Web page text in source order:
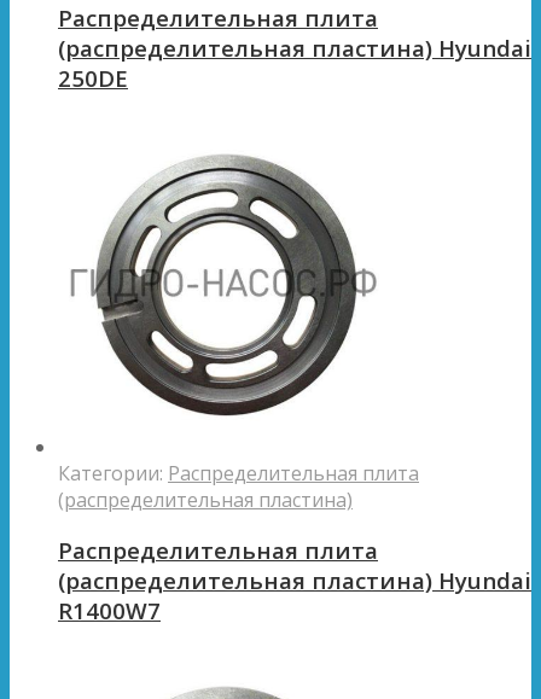
Распределительная плита
(распределительная пластина) Hyundai
250DE
Категории: Распределительная плита
(распределительная пластина)
Распределительная плита
(распределительная пластина) Hyundai
R1400W7